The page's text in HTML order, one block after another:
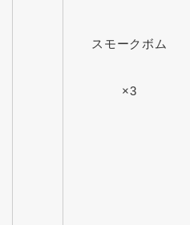
スモークボム
×3